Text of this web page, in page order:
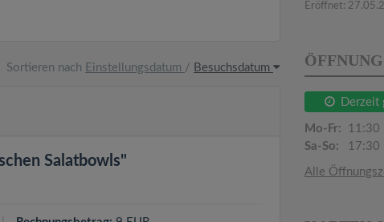
Sortieren nach Einstellungsdatum / Besuchsdatum
Salatbowls"
Eröffnet:
Derzeit
Mo-Fr:
11:30
Sa-So:
17:30
Alle